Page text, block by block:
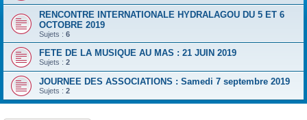
RENCONTRE INTERNATIONALE HYDRALAGOU DU 5 ET 6
OCTOBRE 2019
Sujets : 6
FETE DE LA MUSIQUE AU MAS : 21 JUIN 2019
Sujets : 2
JOURNEE DES ASSOCIATIONS : Samedi 7 septembre 2019
Sujets : 2